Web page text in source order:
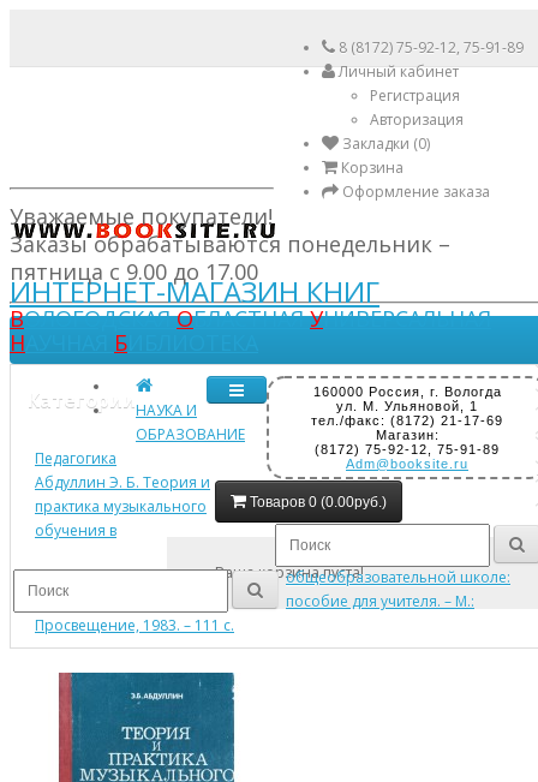
8 (8172) 75-92-12, 75-91-89
Личный кабинет
Регистрация
Авторизация
Закладки (0)
Корзина
Оформление заказа
ИНТЕРНЕТ-МАГАЗИН КНИГ
ВОЛОГОДСКАЯОБЛАСТНАЯУНИВЕРСАЛЬНАЯ
Н
Б
160000 Россия, г. Вологда
ул. М. Ульяновой, 1
тел./факс: (8172) 21-17-69
Магазин:
(8172) 75-92-12, 75-91-89
Adm@booksite.ru
Уважаемые покупатели!
Заказы обрабатываются понедельник –
пятница с 9.00 до 17.00
Категории
Товаров 0 (0.00руб.)
Ваша корзина пуста!
НАУКА И
ОБРАЗОВАНИЕ
Педагогика
Абдуллин Э. Б. Теория и
практика музыкального
обучения в
общеобразовательной школе:
пособие для учителя. – М.:
Просвещение, 1983. – 111 с.